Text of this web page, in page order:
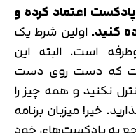
اعتماد کرده و
کنید.اولین شرط یک
است. البته این
که دست روی دست
نکنید و همه چیز را
خیر! میزبان برنامه